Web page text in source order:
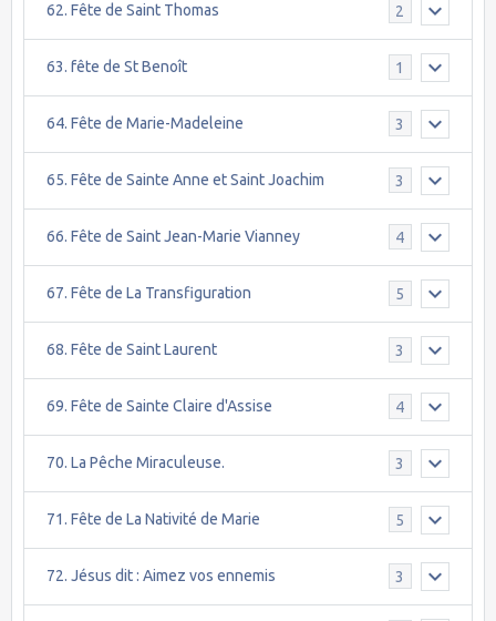
62. Fête de Saint Thomas 2
63. fête de St Benoît 1
64. Fête de Marie-Madeleine 3
65. Fête de Sainte Anne et Saint Joachim 3
66. Fête de Saint Jean-Marie Vianney 4
67. Fête de La Transfiguration 5
68. Fête de Saint Laurent 3
69. Fête de Sainte Claire d'Assise 4
70. La Pêche Miraculeuse. 3
71. Fête de La Nativité de Marie 5
72. Jésus dit : Aimez vos ennemis 3